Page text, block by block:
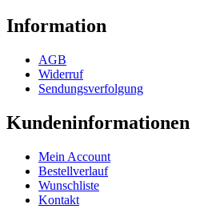
Information
AGB
Widerruf
Sendungsverfolgung
Kundeninformationen
Mein Account
Bestellverlauf
Wunschliste
Kontakt